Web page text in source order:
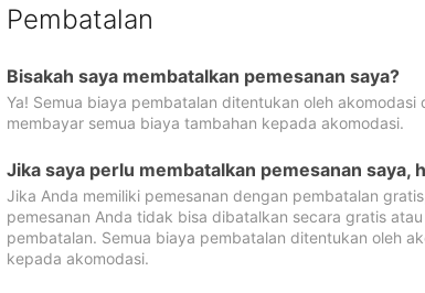
Pembatalan
Bisakah saya membatalkan pemesanan saya?
Ya! Semua biaya pembatalan ditentukan oleh
membayar semua biaya tambahan kepada akomodasi.
Jika saya perlu membatalkan pemesanan saya,
Jika Anda memiliki pemesanan dengan pembatalan
pemesanan Anda tidak bisa dibatalkan secara gratis
pembatalan. Semua biaya pembatalan ditentukan oleh
kepada akomodasi.